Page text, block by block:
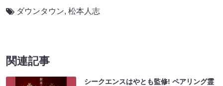
ダウンタウン, 松本人志
関連記事
シークエンスはやとも監修! ペアリング霊